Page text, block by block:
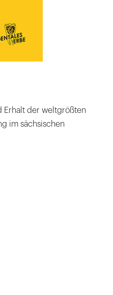
Erhalt der weltgrößten
im sächsischen